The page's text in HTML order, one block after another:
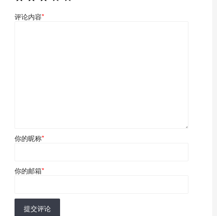
评论内容*
你的昵称*
你的邮箱*
提交评论